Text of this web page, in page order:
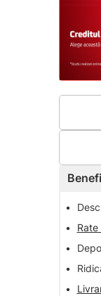
•
•
•
•
•